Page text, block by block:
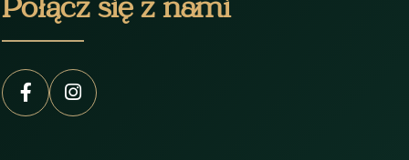
Połącz się z nami